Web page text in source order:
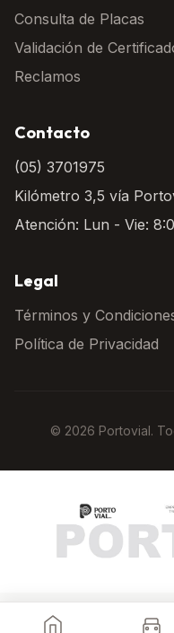
Consulta de Placas
Validación de
Reclamos
Contacto
(05) 3701975
Kilómetro 3,5 vía
Atención: Lun - Vie:
Legal
Términos y
Política de Privacidad
© 2026 Portovial.